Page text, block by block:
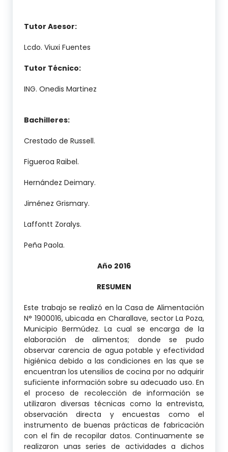
Tutor Asesor:
Lcdo. Viuxi Fuentes
Tutor Técnico:
ING. Onedis Martinez
Bachilleres:
Crestado de Russell.
Figueroa Raibel.
Hernández Deimary.
Jiménez Grismary.
Laffontt Zoralys.
Peña Paola.
Año 2016
RESUMEN
Este trabajo se realizó en la Casa de Alimentación
N° 1900016, ubicada en Charallave, sector La Poza,
Municipio Bermúdez. La cual se encarga de la
elaboración de alimentos; donde se pudo
observar carencia de agua potable y efectividad
higiénica debido a las condiciones en las que se
encuentran los utensilios de cocina por no adquirir
suficiente información sobre su adecuado uso. En
el proceso de recolección de información se
utilizaron diversas técnicas como la entrevista,
observación directa y encuestas como el
instrumento de buenas prácticas de fabricación
con el fin de recopilar datos. Continuamente se
realizaron unas series de actividades a dichos